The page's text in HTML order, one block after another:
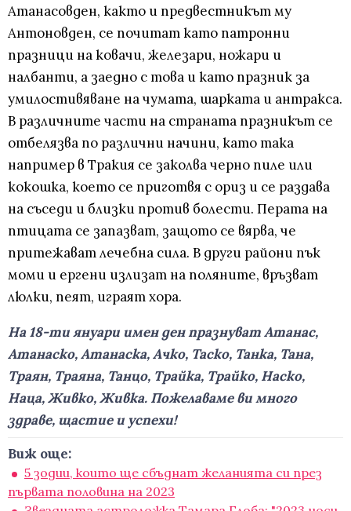
Атанасовден, както и предвестникът му
Антоновден, се почитат като патронни
празници на ковачи, железари, ножари и
налбанти, а заедно с това и като празник за
умилостивяване на чумата, шарката и антракса.
В различните части на страната празникът се
отбелязва по различни начини, като така
например в Тракия се заколва черно пиле или
кокошка, което се приготвя с ориз и се раздава
на съседи и близки против болести. Перата на
птицата се запазват, защото се вярва, че
притежават лечебна сила. В други райони пък
моми и ергени излизат на поляните, връзват
люлки, пеят, играят хора.
На 18-ти януари имен ден празнуват Атанас,
Атанаско, Атанаска, Ачко, Таско, Танка, Тана,
Траян, Траяна, Танцо, Трайка, Трайко, Наско,
Наца, Живко, Живка. Пожелаваме ви много
здраве, щастие и успехи!
Виж още:
5 зодии, които ще сбъднат желанията си през
първата половина на 2023